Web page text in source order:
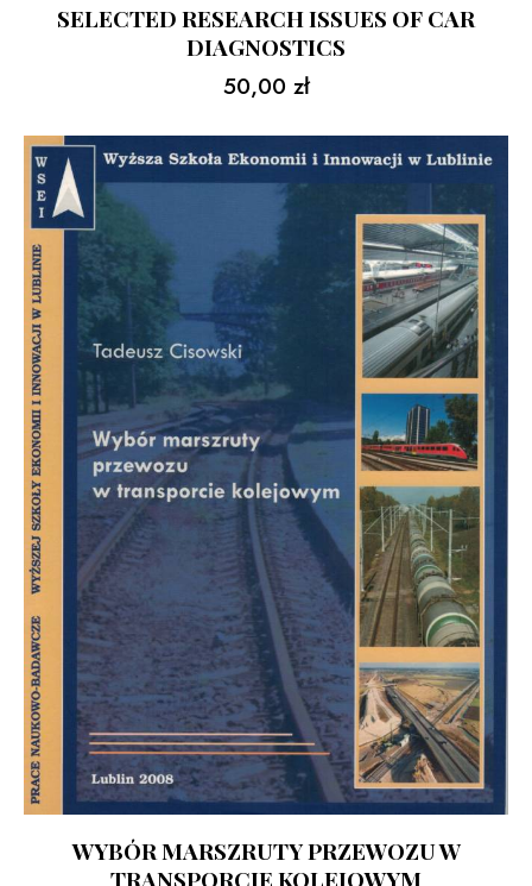
SELECTED RESEARCH ISSUES OF CAR
DIAGNOSTICS
50,00 zł
WYBÓR MARSZRUTY PRZEWOZU W
TRANSPORCIE KOLEJOWYM